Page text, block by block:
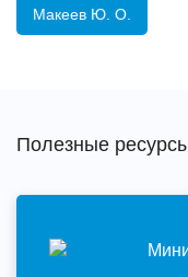
Макеев Ю. О.
Полезные